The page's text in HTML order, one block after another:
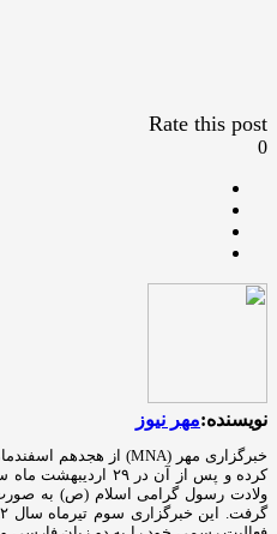
Rate this post
0
نویسنده:مهر نیوز
ولادت رسول گرامی اسلام (ص) به صورت